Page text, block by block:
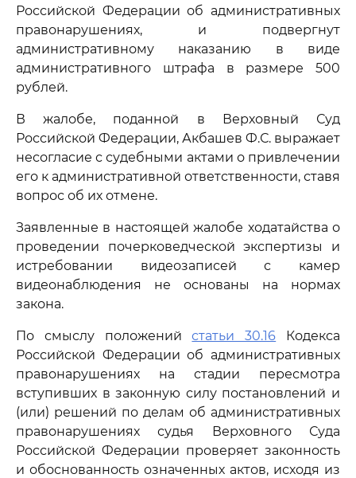
Российской Федерации об административных
правонарушениях, и подвергнут
административному наказанию в виде
административного штрафа в размере 500
рублей.
В жалобе, поданной в Верховный Суд
Российской Федерации, Акбашев Ф.С. выражает
несогласие с судебными актами о привлечении
его к административной ответственности, ставя
вопрос об их отмене.
Заявленные в настоящей жалобе ходатайства о
проведении почерковедческой экспертизы и
истребовании видеозаписей с камер
видеонаблюдения не основаны на нормах
закона.
По смыслу положенийстатьи 30.16 Кодекса
Российской Федерации об административных
правонарушениях на стадии пересмотра
вступивших в законную силу постановлений и
(или) решений по делам об административных
правонарушениях судья Верховного Суда
Российской Федерации проверяет законность
и обоснованность означенных актов, исходя из